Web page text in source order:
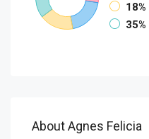
18%
35%
About Agnes Felicia